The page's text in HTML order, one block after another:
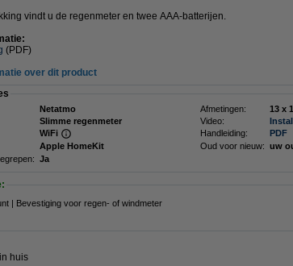
vindt u de regenmeter en twee AAA-batterijen.
(PDF)
over dit product
Netatmo Afmetingen:
Slimme regenmeter Video:
WiFi Handleiding:
PDF
Apple HomeKit Oud voor nieuw: uw
Ja
| Bevestiging voor regen- of windmeter
huis